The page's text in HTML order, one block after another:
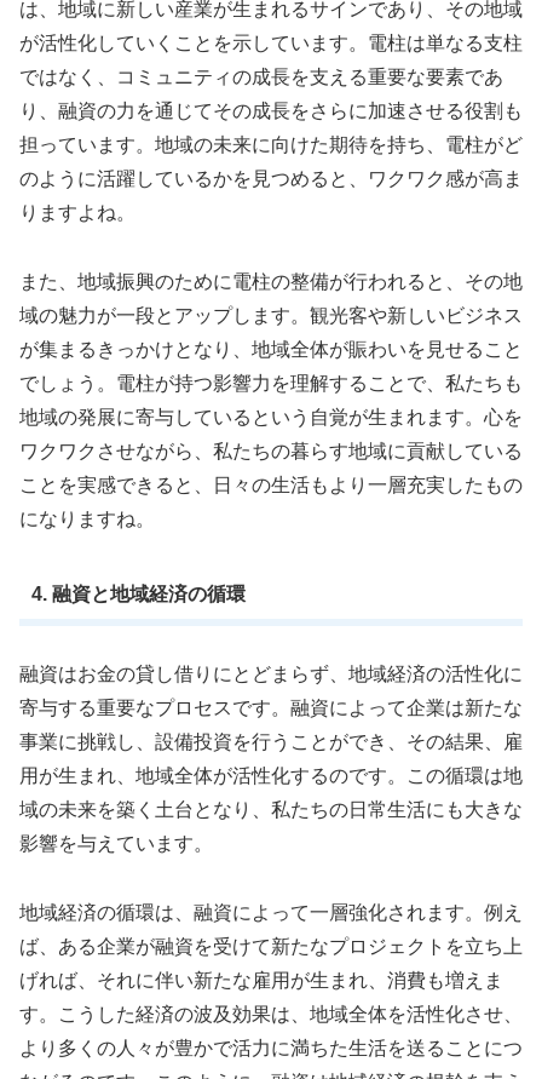
は、地域に新しい産業が生まれるサインであり、その地域
が活性化していくことを示しています。電柱は単なる支柱
ではなく、コミュニティの成長を支える重要な要素であ
り、融資の力を通じてその成長をさらに加速させる役割も
担っています。地域の未来に向けた期待を持ち、電柱がど
のように活躍しているかを見つめると、ワクワク感が高ま
りますよね。
また、地域振興のために電柱の整備が行われると、その地
域の魅力が一段とアップします。観光客や新しいビジネス
が集まるきっかけとなり、地域全体が賑わいを見せること
でしょう。電柱が持つ影響力を理解することで、私たちも
地域の発展に寄与しているという自覚が生まれます。心を
ワクワクさせながら、私たちの暮らす地域に貢献している
ことを実感できると、日々の生活もより一層充実したもの
になりますね。
4. 融資と地域経済の循環
融資はお金の貸し借りにとどまらず、地域経済の活性化に
寄与する重要なプロセスです。融資によって企業は新たな
事業に挑戦し、設備投資を行うことができ、その結果、雇
用が生まれ、地域全体が活性化するのです。この循環は地
域の未来を築く土台となり、私たちの日常生活にも大きな
影響を与えています。
地域経済の循環は、融資によって一層強化されます。例え
ば、ある企業が融資を受けて新たなプロジェクトを立ち上
げれば、それに伴い新たな雇用が生まれ、消費も増えま
す。こうした経済の波及効果は、地域全体を活性化させ、
より多くの人々が豊かで活力に満ちた生活を送ることにつ